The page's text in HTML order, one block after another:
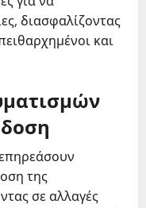
διασφαλίζοντας
και
της
σε αλλαγές